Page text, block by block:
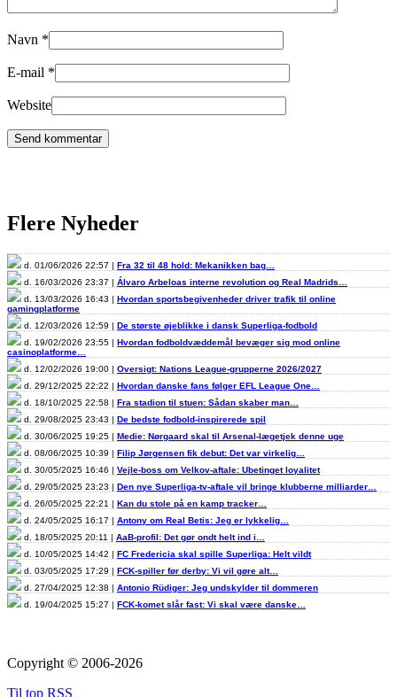
Navn *
E-mail *
Website
Flere Nyheder
d. 01/06/2026 22:57 | Fra 32 til 48 hold: Mekanikken bag…
d. 16/03/2026 23:37 | Álvaro Arbeloas interne revolution og Real Madrids…
d. 13/03/2026 16:43 | Hvordan sportsbegivenheder driver trafik til online
gamingplatforme
d. 12/03/2026 12:59 | De største øjeblikke i dansk Superliga-fodbold
d. 19/02/2026 23:55 | Hvordan fodboldvæddemål bevæger sig mod online
casinoplatforme…
d. 12/02/2026 19:00 | Oversigt: Nations League-grupperne 2026/2027
d. 29/12/2025 22:22 | Hvordan danske fans følger EFL League One…
d. 18/10/2025 22:58 | Fra stadion til stuen: Sådan skaber man…
d. 29/08/2025 23:43 | De bedste fodbold-inspirerede spil
d. 30/06/2025 19:25 | Medie: Nørgaard skal til Arsenal-lægetjek denne uge
d. 08/06/2025 10:39 | Filip Jørgensen fik debut: Det var virkelig…
d. 30/05/2025 16:46 | Vejle-boss om Velkov-aftale: Ubetinget loyalitet
d. 29/05/2025 23:23 | Den nye Superliga-tv-aftale vil bringe klubberne milliarder…
d. 26/05/2025 22:21 | Kan du stole på en kamp tracker…
d. 24/05/2025 16:17 | Antony om Real Betis: Jeg er lykkelig…
d. 18/05/2025 20:11 | AaB-profil: Det gør ondt helt ind i…
d. 10/05/2025 14:42 | FC Fredericia skal spille Superliga: Helt vildt
d. 03/05/2025 17:29 | FCK-spiller før derby: Vi vil gøre alt…
d. 27/04/2025 12:38 | Antonio Rüdiger: Jeg undskylder til dommeren
d. 19/04/2025 15:27 | FCK-komet slår fast: Vi skal være danske…
Copyright © 2006-2026
Til top RSS